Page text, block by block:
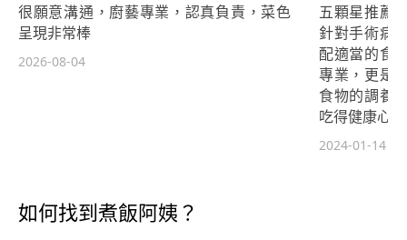
很願意溝通，廚藝專業，認真負責，菜色
呈現非常棒
2026-08-04
五顆星推薦
針對手術病
配適當的食
專業，更是
食物的調養
吃得健康心
2024-01-14
如何找到煮飯阿姨？